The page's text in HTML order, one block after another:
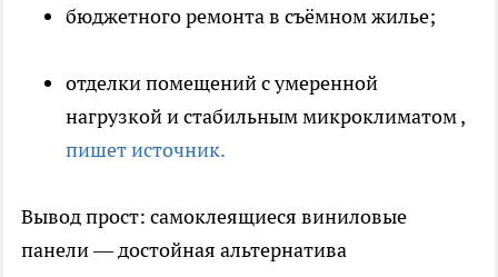
бюджетного ремонта в съёмном жилье;
отделки помещений с умеренной
нагрузкой и стабильным микроклиматом,
пишет источник.
Вывод прост: самоклеящиеся виниловые
панели — достойная альтернатива